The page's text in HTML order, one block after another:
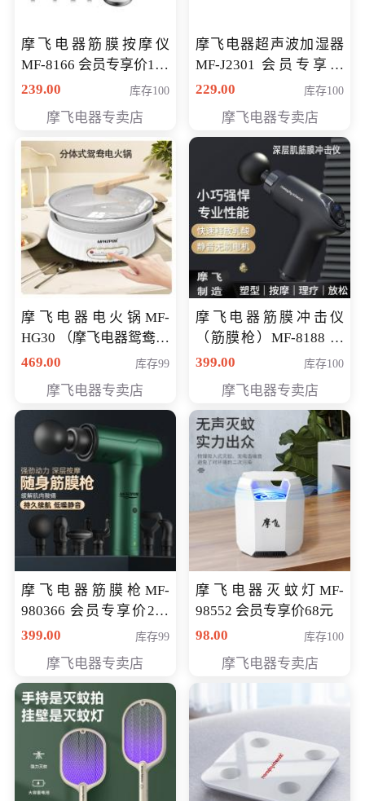
摩飞电器筋膜按摩仪
MF-8166 会员专享价168
元
239.00 库存100
摩飞电器专卖店
摩飞电器超声波加湿器
MF-J2301 会员专享价
168元
229.00 库存100
摩飞电器专卖店
摩飞电器电火锅MF-
HG30 （摩飞电器鸳鸯锅
MF-HG30 ） 会员专享价
469.00 库存99
摩飞电器专卖店
摩飞电器筋膜冲击仪
（筋膜枪）MF-8188 会
员专享价268元
399.00 库存100
摩飞电器专卖店
摩飞电器筋膜枪MF-
980366 会员专享价299
元
399.00 库存99
摩飞电器专卖店
摩飞电器灭蚊灯MF-
98552 会员专享价68元
98.00
库存100
摩飞电器专卖店